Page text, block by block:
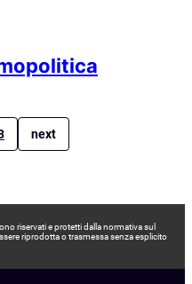
next
riservati e protetti dalla normativa sul
riprodotta o trasmessa senza esplicito